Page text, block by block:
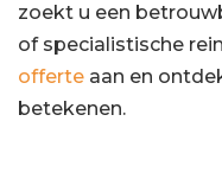
zoekt u een
of specialistische
offerte aan en
betekenen.